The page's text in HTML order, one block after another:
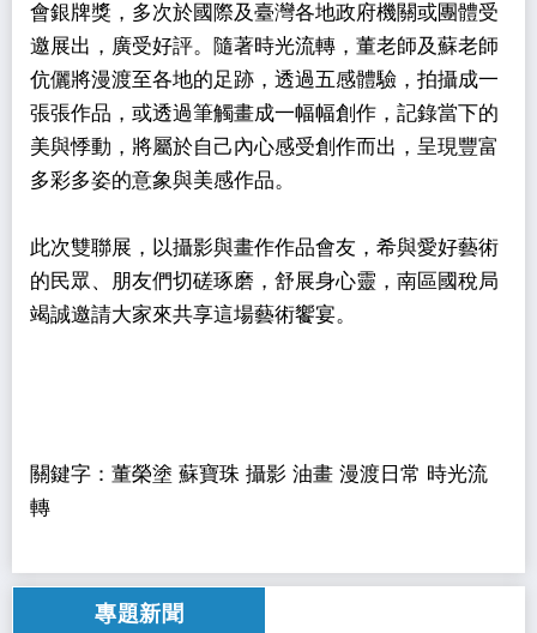
會銀牌獎，多次於國際及臺灣各地政府機關或團體受
邀展出，廣受好評。隨著時光流轉，董老師及蘇老師
伉儷將漫渡至各地的足跡，透過五感體驗，拍攝成一
張張作品，或透過筆觸畫成一幅幅創作，記錄當下的
美與悸動，將屬於自己內心感受創作而出，呈現豐富
多彩多姿的意象與美感作品。
此次雙聯展，以攝影與畫作作品會友，希與愛好藝術
的民眾、朋友們切磋琢磨，舒展身心靈，南區國稅局
竭誠邀請大家來共享這場藝術饗宴。
關鍵字：董榮塗 蘇寶珠 攝影 油畫 漫渡日常 時光流
轉
專題新聞